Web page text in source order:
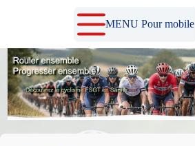
MENU Pour mobile